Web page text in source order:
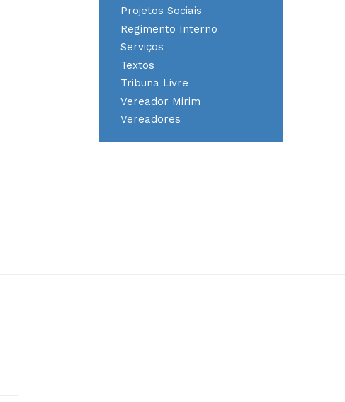
Projetos Sociais
Regimento Interno
Serviços
Textos
Tribuna Livre
Vereador Mirim
Vereadores